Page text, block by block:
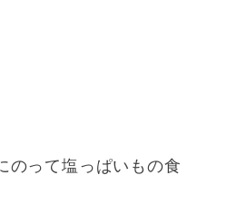
って塩っぱいもの食